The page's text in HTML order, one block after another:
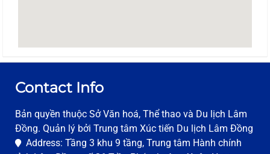
Contact Info
Bản quyền thuộc Sở Văn hoá, Thể thao và Du lịch Lâm
Đồng. Quản lý bởi Trung tâm Xúc tiến Du lịch Lâm Đồng
Address: Tầng 3 khu 9 tầng, Trung tâm Hành chính